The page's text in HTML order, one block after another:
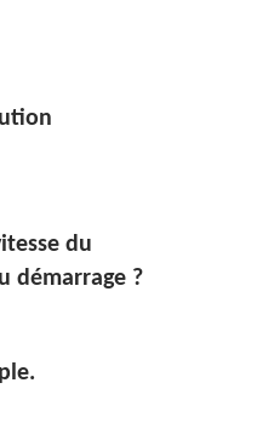
du
démarrage ?